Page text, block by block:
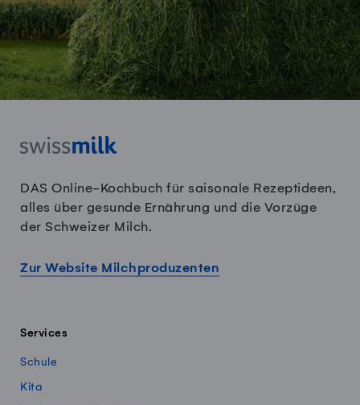
DAS Online-Kochbuch für saisonale Rezeptideen,
alles über gesunde Ernährung und die Vorzüge
der Schweizer Milch.
Zur Website Milchproduzenten
Services
Schule
Kita